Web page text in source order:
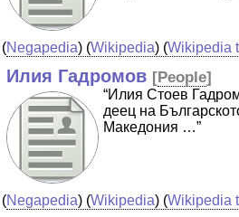
(Negapedia) (Wikipedia) (Wikipedia
Илия Гадромов [People]
“Илия Стоев
деец на
Македония …”
(Negapedia) (Wikipedia) (Wikipedia